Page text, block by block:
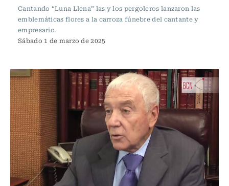
Cantando “Luna Llena” las y los pergoleros lanzaron las
emblemáticas flores a la carroza fúnebre del cantante y
empresario.
Sábado 1 de marzo de 2025